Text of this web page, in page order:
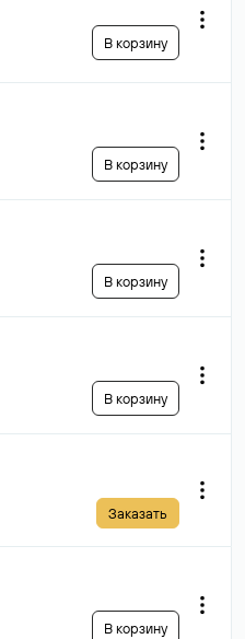
В корзину
В корзину
В корзину
В корзину
Заказать
В корзину